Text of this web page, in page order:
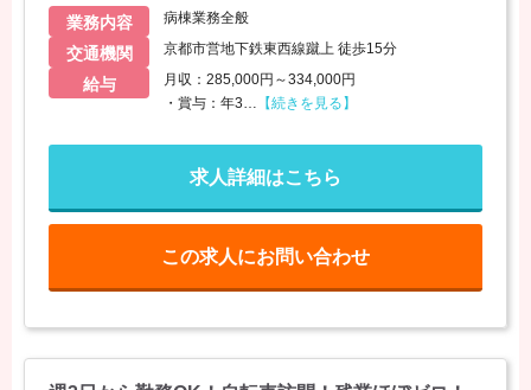
業務内容 病棟業務全般
交通機関 京都市営地下鉄東西線蹴上 徒歩15分
給与
月収：285,000円～334,000円
・賞与：年3… 【続きを見る】
求人詳細はこちら
この求人にお問い合わせ